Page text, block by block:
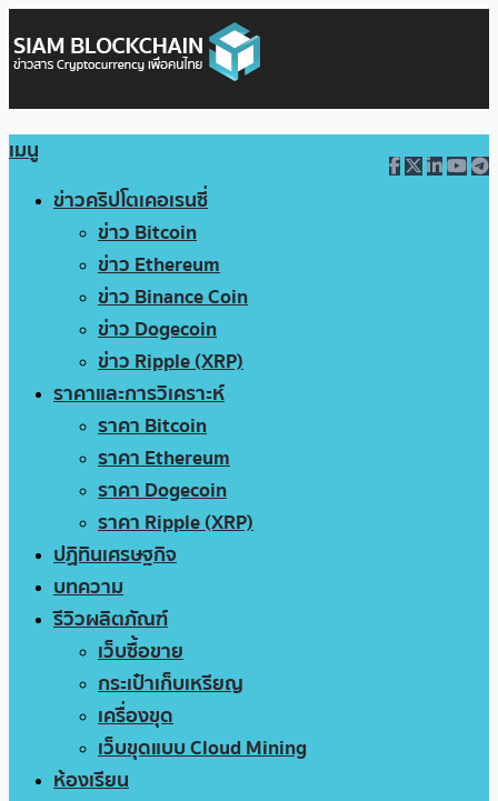
เมนู
ข่าวคริปโตเคอเรนซี่
ข่าว Bitcoin
ข่าว Ethereum
ข่าว Binance Coin
ข่าว Dogecoin
ข่าว Ripple (XRP)
ราคาและการวิเคราะห์
ราคา Bitcoin
ราคา Ethereum
ราคา Dogecoin
ราคา Ripple (XRP)
ปฏิทินเศรษฐกิจ
บทความ
รีวิวผลิตภัณฑ์
เว็บซื้อขาย
กระเป๋าเก็บเหรียญ
เครื่องขุด
เว็บขุดแบบ Cloud Mining
ห้องเรียน